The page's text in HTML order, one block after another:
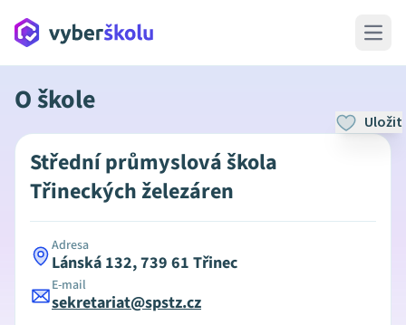
Open
O škole
Uložit
Střední průmyslová škola
Třineckých železáren
Adresa
Lánská 132, 739 61 Třinec
E-mail
sekretariat@spstz.cz